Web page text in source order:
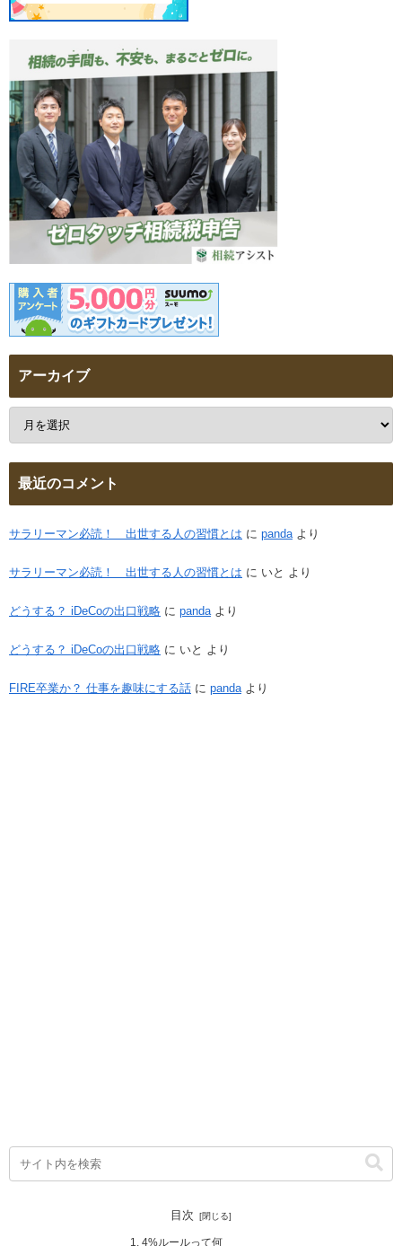
アーカイブ
最近のコメント
サラリーマン必読！ 出世する人の習慣とは に panda より
サラリーマン必読！ 出世する人の習慣とは に いと より
どうする？ iDeCoの出口戦略 に panda より
どうする？ iDeCoの出口戦略 に いと より
FIRE卒業か？ 仕事を趣味にする話 に panda より
目次
4%ルールって何